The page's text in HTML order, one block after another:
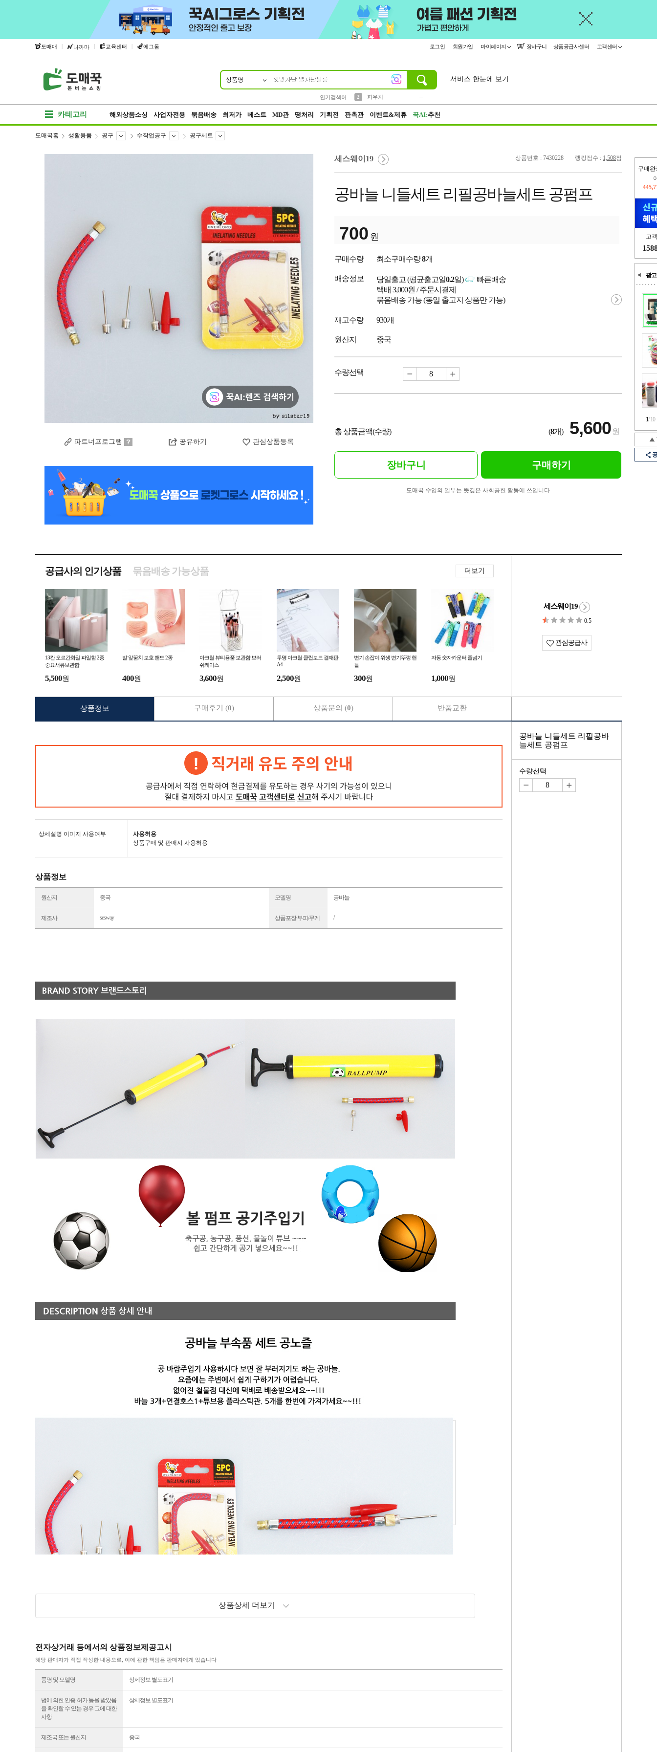
도매매 | 나까마 | 교육센터 | 에그돔 로그인 회원가입 마이페이지 장바구니 상품공급사센터 고객센터
상품명
인기검색어
2
파우치
서비스 한눈에 보기
카테고리 해외상품소싱 사업자전용 묶음배송 최저가 베스트 MD관 땡처리 기획전 판촉관 이벤트&제휴 꾹AI:추천
구매완
오
고
광고
1/10
도매꾹홈 생활용품 공구 수작업공구 공구세트
파트너프로그램 공유하기 관심상품등록
상품번호 : 7430228 랭킹점수 : 1,508점
세스웨이19
공바늘 니들세트 리필공바늘세트 공펌프
700 원
구매수량 최소구매수량8개
배송정보 당일출고 (평균출고일0.2일)
빠른배송
택배 3,000원 / 주문시결제
묶음배송 가능 (동일 출고지 상품만 가능)
재고수량 930개
원산지 중국
수량선택
총 상품금액(수량) (8개) 5,600원
장바구니 구매하기
도매꾹 수입의 일부는 뜻깊은 사회공헌 활동에 쓰입니다
공급사의 인기상품 더보기
묶음배송 가능상품
13칸 오르간화일 파일함 2종
중요서류보관함
5,500원
발 앞꿈치 보호 밴드 2종
400원
아크릴 뷰티용품 보관함 브러
쉬케이스
3,600원
투명 아크릴 클립보드 결재판
A4
2,500원
변기 손잡이 위생 변기뚜껑 핸
들
300원
자동 숫자카운터 줄넘기
1,000원
세스웨이19
0.5
관심공급사
상세설명 이미지 사용여부
사용허용
상품구매 및 판매시 사용허용
상품정보
원산지 중국 모델명 공바늘
제조사 sesway 상품포장 부피/무게 /
상품상세 더보기
전자상거래 등에서의 상품정보제공고시
해당 판매자가 직접 작성한 내용으로, 이에 관한 책임은 판매자에게 있습니다
품명 및 모델명 상세정보 별도표기
법에 의한 인증·허가 등을 받았음
을 확인할 수 있는 경우 그에 대한
사항
상세정보 별도표기
제조국 또는 원산지 중국
상품정보 구매후기 (0) 상품문의 (0) 반품교환
공바늘 니들세트 리필공바
늘세트 공펌프
수량선택